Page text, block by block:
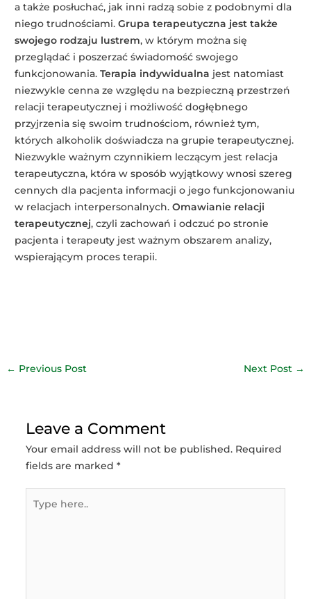
a także posłuchać, jak inni radzą sobie z podobnymi dla
niego trudnościami.Grupa terapeutyczna jest także
swojego rodzaju lustrem, w którym można się
przeglądać i poszerzać świadomość swojego
funkcjonowania.Terapia indywidualna jest natomiast
niezwykle cenna ze względu na bezpieczną przestrzeń
relacji terapeutycznej i możliwość dogłębnego
przyjrzenia się swoim trudnościom, również tym,
których alkoholik doświadcza na grupie terapeutycznej.
Niezwykle ważnym czynnikiem leczącym jest relacja
terapeutyczna, która w sposób wyjątkowy wnosi szereg
cennych dla pacjenta informacji o jego funkcjonowaniu
w relacjach interpersonalnych.Omawianie relacji
terapeutycznej, czyli zachowań i odczuć po stronie
pacjenta i terapeuty jest ważnym obszarem analizy,
wspierającym proces terapii.
Post
← Previous Post Next Post →
Leave a Comment
Your email address will not be published. Required
fields are marked *
here..